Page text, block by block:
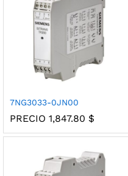
7NG3033-0JN00
PRECIO 1,847.80 $